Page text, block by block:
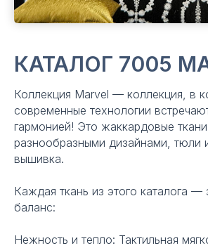
КАТАЛОГ 7005
Коллекция Marvel — коллекция, в
современные технологии
гармонией! Это жаккардовые
разнообразными дизайнами, тюли
вышивка.
Каждая ткань из этого каталога —
баланс:
Нежность и тепло: Тактильная